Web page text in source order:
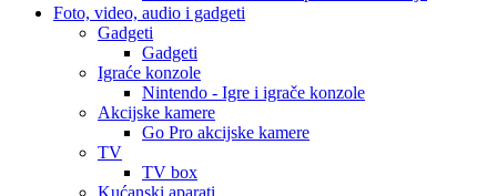
Foto, video, audio i gadgeti
Gadgeti
Gadgeti
Igraće konzole
Nintendo - Igre i igrače konzole
Akcijske kamere
Go Pro akcijske kamere
TV
TV box
Kućanski aparati